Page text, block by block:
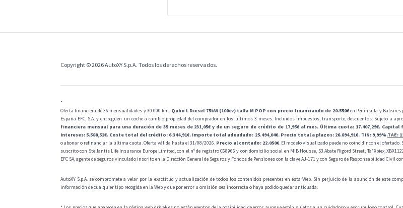
Copyright © 2026 AutoXY S.p.A. Todos los derechos reservados.
*
Oferta financiera de 36 mensualidades y 30.000 km. Qubo L Diesel 75kW (100cv) talla M POP con precio financiando de 20.550€en Península y
España EFC, S.A. y entreguen un coche a cambio propiedad del comprador en los últimos 3 meses. Incluidos impuestos, transporte, descuentos. Sujeto a
financiera mensual para una duración de 35 meses de 231,05€ y de un seguro de crédito de 17,95€ al mes. Última cuota: 17.407,29€.
Intereses: 5.588,52€. Coste total del crédito: 6.344,91€. Importe total adeudado: 25.494,04€. Precio total a plazos: 26.894,91€. TIN: 9,99%.TAE:
o abonar o refinanciar la última cuota. Oferta válida hasta el 31/08/2026. Precio al contado: 22.050€. El modelo visualizado puede no coincidir con el
suscrito con Stellantis Life Insurance Europe Limited, con el nº de registro C68966 y con domicilio social en MIB Housse, 53 Abate Rigord Street, Ta’ Xbiex,
EFC SA, agente de seguros vinculado inscrito en la Dirección General de Seguros y Fondos de Pensiones con la clave AJ-171 y con Seguro de Responsabilidad
AutoXY S.p.A. se compromete a velar por la exactitud y actualización de todos los contenidos presentes en esta Web. Sin perjuicio de la asunción de este
información de cualquier tipo recogida en la Web y que por error u omisión sea incorrecta o haya podido quedar anticuada.